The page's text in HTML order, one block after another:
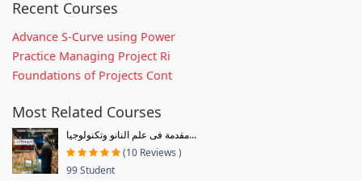
Recent Courses
Advance S-Curve using Power
Practice Managing Project Ri
Foundations of Projects Cont
Most Related Courses
مقدمة فى علم النانو وتكنولوجيا...
(10 Reviews )
99 Student